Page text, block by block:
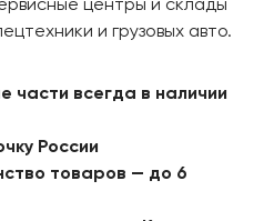
центры и склады
и грузовых авто.
части всегда в наличии
России
товаров — до 6